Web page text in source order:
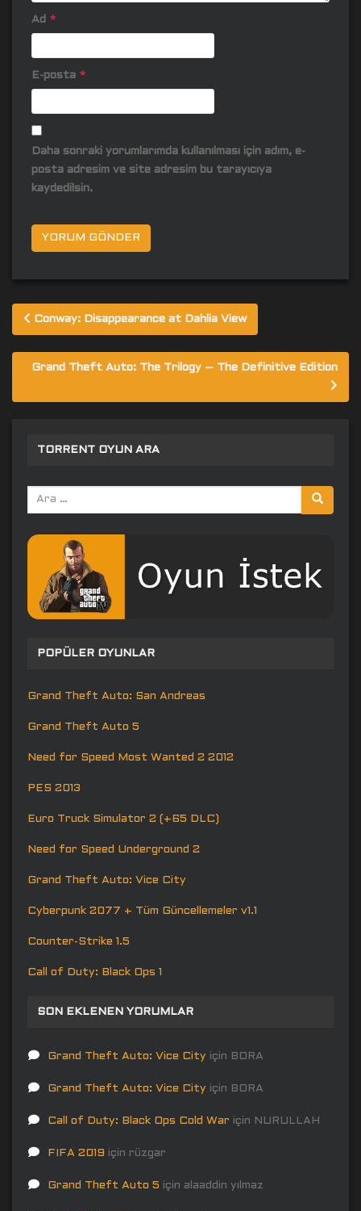
Ad *
E-posta *
Daha sonraki yorumlarımda kullanılması için adım, e-
posta adresim ve site adresim bu tarayıcıya
kaydedilsin.
Yazı
gezinmesi
Conway: Disappearance at Dahlia View
Grand Theft Auto: The Trilogy – The Definitive Edition
TORRENT OYUN ARA
Arama
yap:
POPÜLER OYUNLAR
Grand Theft Auto: San Andreas
Grand Theft Auto 5
Need for Speed Most Wanted 2 2012
PES 2013
Euro Truck Simulator 2 (+65 DLC)
Need for Speed Underground 2
Grand Theft Auto: Vice City
Cyberpunk 2077 + Tüm Güncellemeler v1.1
Counter-Strike 1.5
Call of Duty: Black Ops 1
SON EKLENEN YORUMLAR
Grand Theft Auto: Vice City için BORA
Grand Theft Auto: Vice City için BORA
Call of Duty: Black Ops Cold War için NURULLAH
FIFA 2019 için rüzgar
Grand Theft Auto 5 için alaaddin yılmaz